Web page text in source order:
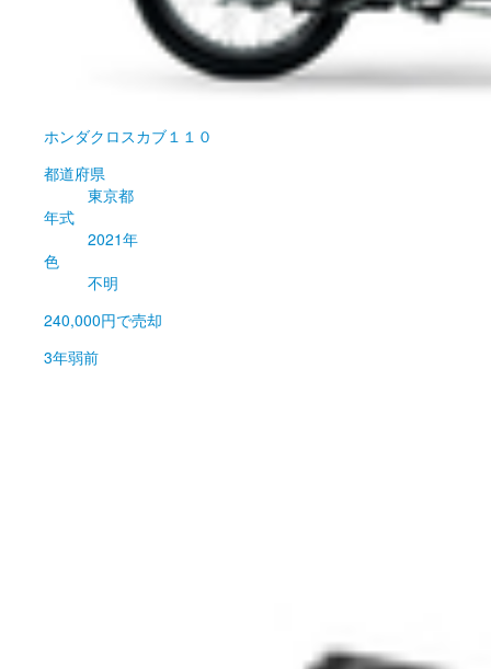
ホンダクロスカブ１１０
都道府県
東京都
年式
2021年
色
不明
240,000円で売却
3年弱前